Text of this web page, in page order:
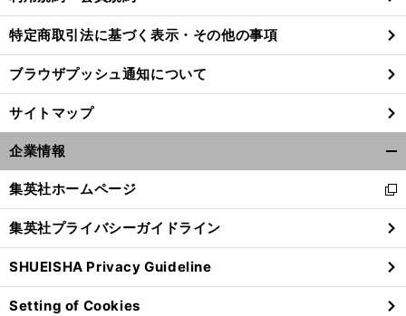
特定商取引法に基づく表示・その他の事項
ブラウザプッシュ通知について
サイトマップ
企業情報
閉
る
集英社ホームページ
新
し
い
ウ
ィ
ン
ド
集英社プライバシーガイドライン
SHUEISHA Privacy Guideline
Setting of Cookies